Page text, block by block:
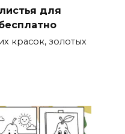
для
красок, золотых